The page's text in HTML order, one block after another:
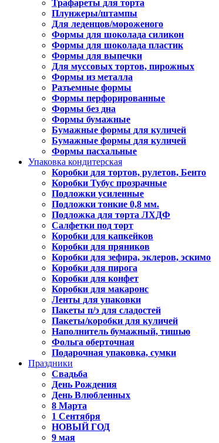
Трафареты для торта
Плунжеры/штампы
Для леденцов/мороженого
Формы для шоколада силикон
Формы для шоколада пластик
Формы для выпечки
Для муссовых тортов, пирожных
Формы из металла
Разъемные формы
Формы перфорированные
Формы без дна
Формы бумажные
Бумажные формы для куличей
Бумажные формы для куличей
Формы пасхальные
Упаковка кондитерская
Коробки для тортов, рулетов, Бенто
Коробки Тубус прозрачные
Подложки усиленные
Подложки тонкие 0,8 мм.
Подложка для торта ЛХДФ
Салфетки под торт
Коробки для капкейков
Коробки для пряников
Коробки для зефира, эклеров, эскимо
Коробки для пирога
Коробки для конфет
Коробки для макаронс
Ленты для упаковки
Пакеты п/э для сладостей
Пакеты/коробки для куличей
Наполнитель бумажный, тишью
Фольга оберточная
Подарочная упаковка, сумки
Праздники
Свадьба
День Рождения
День Влюбленных
8 Марта
1 Сентября
НОВЫЙ ГОД
9 мая